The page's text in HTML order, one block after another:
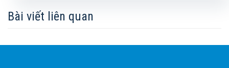
Bài viết liên quan